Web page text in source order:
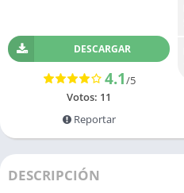
DESCARGAR
4.1/5
Votos: 11
Reportar
DESCRIPCIÓN